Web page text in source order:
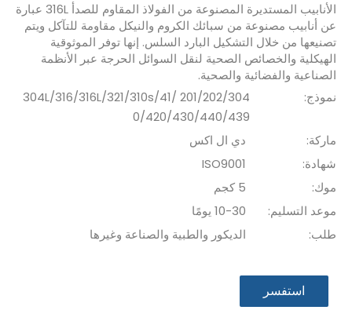
الأنابيب المستديرة المصنوعة من الفولاذ المقاوم للصدأ 316L عبارة
عن أنابيب مصنوعة من سبائك الكروم والنيكل مقاومة للتآكل ويتم
تصنيعها من خلال التشكيل البارد السلس. إنها توفر الموثوقية
الهيكلية والخصائص الصحية لنقل السوائل الحرجة عبر الأنظمة
الصناعية والفضائية والصحية.
نموذج:
201/202/304 /304L/316/316L/321/310s/41
0/420/430/440/439
ماركة:
دي ال اكس
شهادة:
ISO9001
موك:
5 كجم
موعد التسليم:
10-30 يومًا
طلب:
الديكور والطبية والصناعة وغيرها
استفسر